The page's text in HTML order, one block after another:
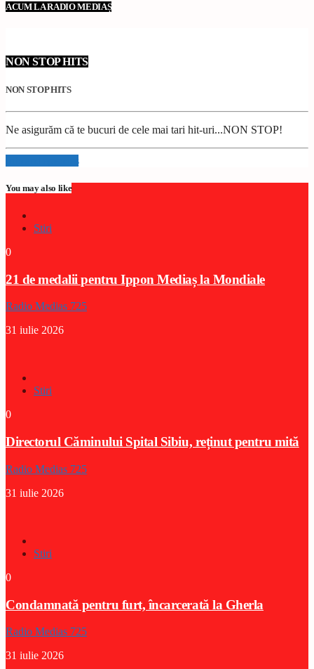
ACUM LA RADIO MEDIAȘ
NON STOP HITS
NON STOP HITS
Ne asigurăm că te bucuri de cele mai tari hit-uri...NON STOP!
Info and episodes
You may also like
Stiri
0
21 de medalii pentru Ippon Mediaș la Mondiale
Radio Medias 725
31 iulie 2026
Stiri
0
Directorul Căminului Spital Sibiu, reținut pentru mită
Radio Medias 725
31 iulie 2026
Stiri
0
Condamnată pentru furt, încarcerată la Gherla
Radio Medias 725
31 iulie 2026